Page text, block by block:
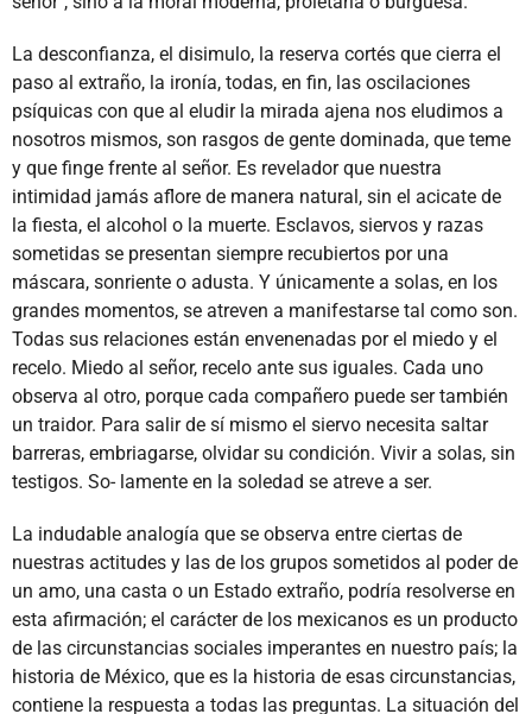
La desconfianza, el disimulo, la reserva cortés que cierra el
paso al extraño, la ironía, todas, en fin, las oscilaciones
psíquicas con que al eludir la mirada ajena nos eludimos a
nosotros mismos, son rasgos de gente dominada, que teme
y que finge frente al señor. Es revelador que nuestra
intimidad jamás aflore de manera natural, sin el acicate de
la fiesta, el alcohol o la muerte. Esclavos, siervos y razas
sometidas se presentan siempre recubiertos por una
máscara, sonriente o adusta. Y únicamente a solas, en los
grandes momentos, se atreven a manifestarse tal como son.
Todas sus relaciones están envenenadas por el miedo y el
recelo. Miedo al señor, recelo ante sus iguales. Cada uno
observa al otro, porque cada compañero puede ser también
un traidor. Para salir de sí mismo el siervo necesita saltar
barreras, embriagarse, olvidar su condición. Vivir a solas, sin
testigos. So- lamente en la soledad se atreve a ser.
La indudable analogía que se observa entre ciertas de
nuestras actitudes y las de los grupos sometidos al poder de
un amo, una casta o un Estado extraño, podría resolverse en
esta afirmación; el carácter de los mexicanos es un producto
de las circunstancias sociales imperantes en nuestro país; la
historia de México, que es la historia de esas circunstancias,
contiene la respuesta a todas las preguntas. La situación del